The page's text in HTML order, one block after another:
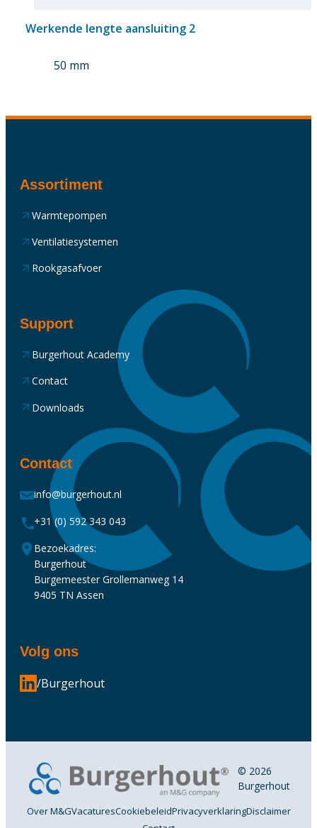
Werkende lengte aansluiting 2
50 mm
Assortiment
Warmtepompen
Ventilatiesystemen
Rookgasafvoer
Support
Burgerhout Academy
Contact
Downloads
Contact
info@burgerhout.nl
+31 (0) 592 343 043
Bezoekadres:
Burgerhout
Burgemeester Grollemanweg 14
9405 TN Assen
Volg ons
/Burgerhout
© 2026
Burgerhout
Over M&GVacaturesCookiebeleidPrivacyverklaringDisclaimer